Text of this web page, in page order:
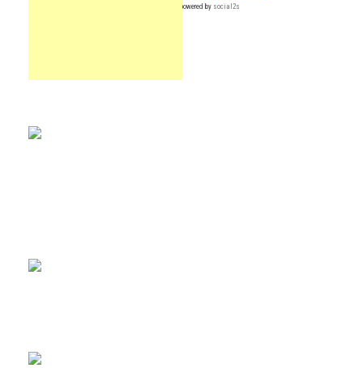
powered by social2s